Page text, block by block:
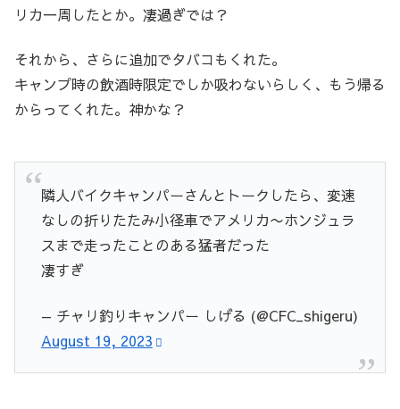
リカ一周したとか。凄過ぎでは？
それから、さらに追加でタバコもくれた。
キャンプ時の飲酒時限定でしか吸わないらしく、もう帰る
からってくれた。神かな？
隣人バイクキャンパーさんとトークしたら、変速
なしの折りたたみ小径車でアメリカ〜ホンジュラ
スまで走ったことのある猛者だった
凄すぎ
— チャリ釣りキャンパー しげる (@CFC_shigeru)
August 19, 2023